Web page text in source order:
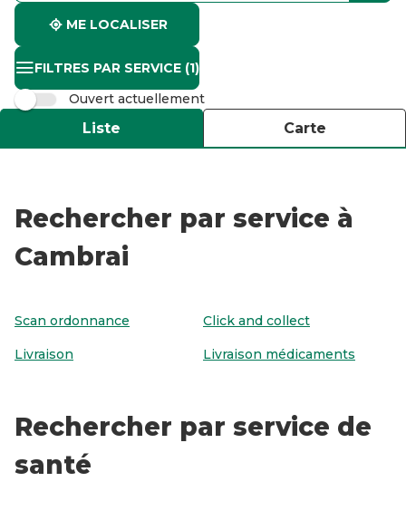
ME LOCALISER
FILTRES PAR SERVICE (1)
Ouvert actuellement
Liste Carte
Rechercher par service à
Cambrai
Scan ordonnance Click and collect
Livraison Livraison médicaments
Rechercher par service de
santé